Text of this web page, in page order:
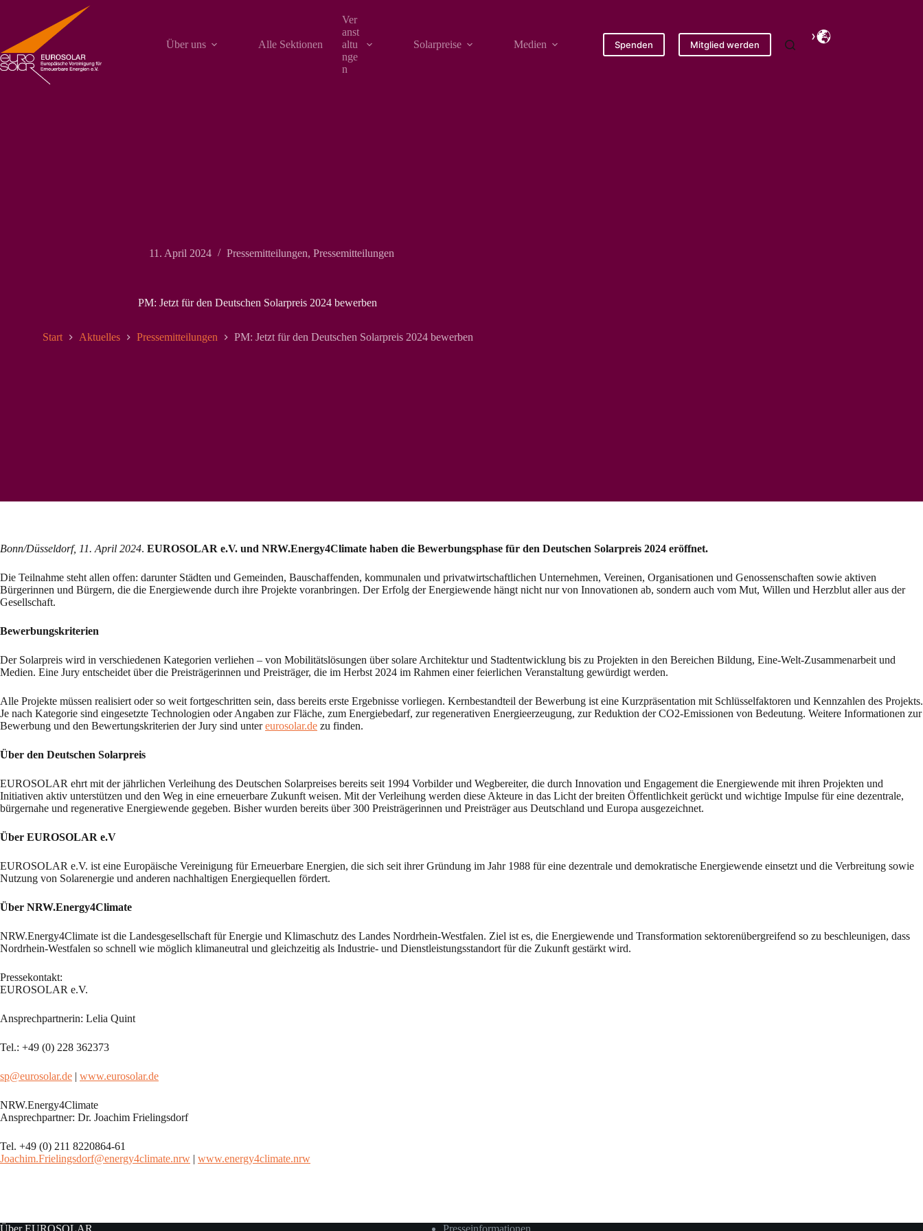
Über uns
Alle Sektionen
Ver
anst
altu
nge
n
Solarpreise Medien Spenden Mitglied werden
11. April 2024 Pressemitteilungen, Pressemitteilungen
PM: Jetzt für den Deutschen Solarpreis 2024 bewerben
Start Aktuelles Pressemitteilungen PM: Jetzt für den Deutschen Solarpreis 2024 bewerben
Bonn/Düsseldorf, 11. April 2024. EUROSOLAR e.V. und NRW.Energy4Climate haben die Bewerbungsphase für den Deutschen Solarpreis 2024 eröffnet.
Die Teilnahme steht allen offen: darunter Städten und Gemeinden, Bauschaffenden, kommunalen und privatwirtschaftlichen Unternehmen, Vereinen, Organisationen und Genossenschaften sowie aktiven
Bürgerinnen und Bürgern, die die Energiewende durch ihre Projekte voranbringen. Der Erfolg der Energiewende hängt nicht nur von Innovationen ab, sondern auch vom Mut, Willen und Herzblut aller aus der
Gesellschaft.
Bewerbungskriterien
Der Solarpreis wird in verschiedenen Kategorien verliehen – von Mobilitätslösungen über solare Architektur und Stadtentwicklung bis zu Projekten in den Bereichen Bildung, Eine-Welt-Zusammenarbeit und
Medien. Eine Jury entscheidet über die Preisträgerinnen und Preisträger, die im Herbst 2024 im Rahmen einer feierlichen Veranstaltung gewürdigt werden.
Alle Projekte müssen realisiert oder so weit fortgeschritten sein, dass bereits erste Ergebnisse vorliegen. Kernbestandteil der Bewerbung ist eine Kurzpräsentation mit Schlüsselfaktoren und Kennzahlen des Projekts.
Je nach Kategorie sind eingesetzte Technologien oder Angaben zur Fläche, zum Energiebedarf, zur regenerativen Energieerzeugung, zur Reduktion der CO2-Emissionen von Bedeutung. Weitere Informationen zur
Bewerbung und den Bewertungskriterien der Jury sind untereurosolar.de zu finden.
Über den Deutschen Solarpreis
EUROSOLAR ehrt mit der jährlichen Verleihung des Deutschen Solarpreises bereits seit 1994 Vorbilder und Wegbereiter, die durch Innovation und Engagement die Energiewende mit ihren Projekten und
Initiativen aktiv unterstützen und den Weg in eine erneuerbare Zukunft weisen. Mit der Verleihung werden diese Akteure in das Licht der breiten Öffentlichkeit gerückt und wichtige Impulse für eine dezentrale,
bürgernahe und regenerative Energiewende gegeben. Bisher wurden bereits über 300 Preisträgerinnen und Preisträger aus Deutschland und Europa ausgezeichnet.
Über EUROSOLAR e.V
EUROSOLAR e.V. ist eine Europäische Vereinigung für Erneuerbare Energien, die sich seit ihrer Gründung im Jahr 1988 für eine dezentrale und demokratische Energiewende einsetzt und die Verbreitung sowie
Nutzung von Solarenergie und anderen nachhaltigen Energiequellen fördert.
Über NRW.Energy4Climate
NRW.Energy4Climate ist die Landesgesellschaft für Energie und Klimaschutz des Landes Nordrhein-Westfalen. Ziel ist es, die Energiewende und Transformation sektorenübergreifend so zu beschleunigen, dass
Nordrhein-Westfalen so schnell wie möglich klimaneutral und gleichzeitig als Industrie- und Dienstleistungsstandort für die Zukunft gestärkt wird.
Pressekontakt:
EUROSOLAR e.V.
Ansprechpartnerin: Lelia Quint
Tel.: +49 (0) 228 362373
sp@eurosolar.de | www.eurosolar.de
NRW.Energy4Climate
Ansprechpartner: Dr. Joachim Frielingsdorf
Tel. +49 (0) 211 8220864-61
Joachim.Frielingsdorf@energy4climate.nrw | www.energy4climate.nrw
Über EUROSOLAR Presseinformationen